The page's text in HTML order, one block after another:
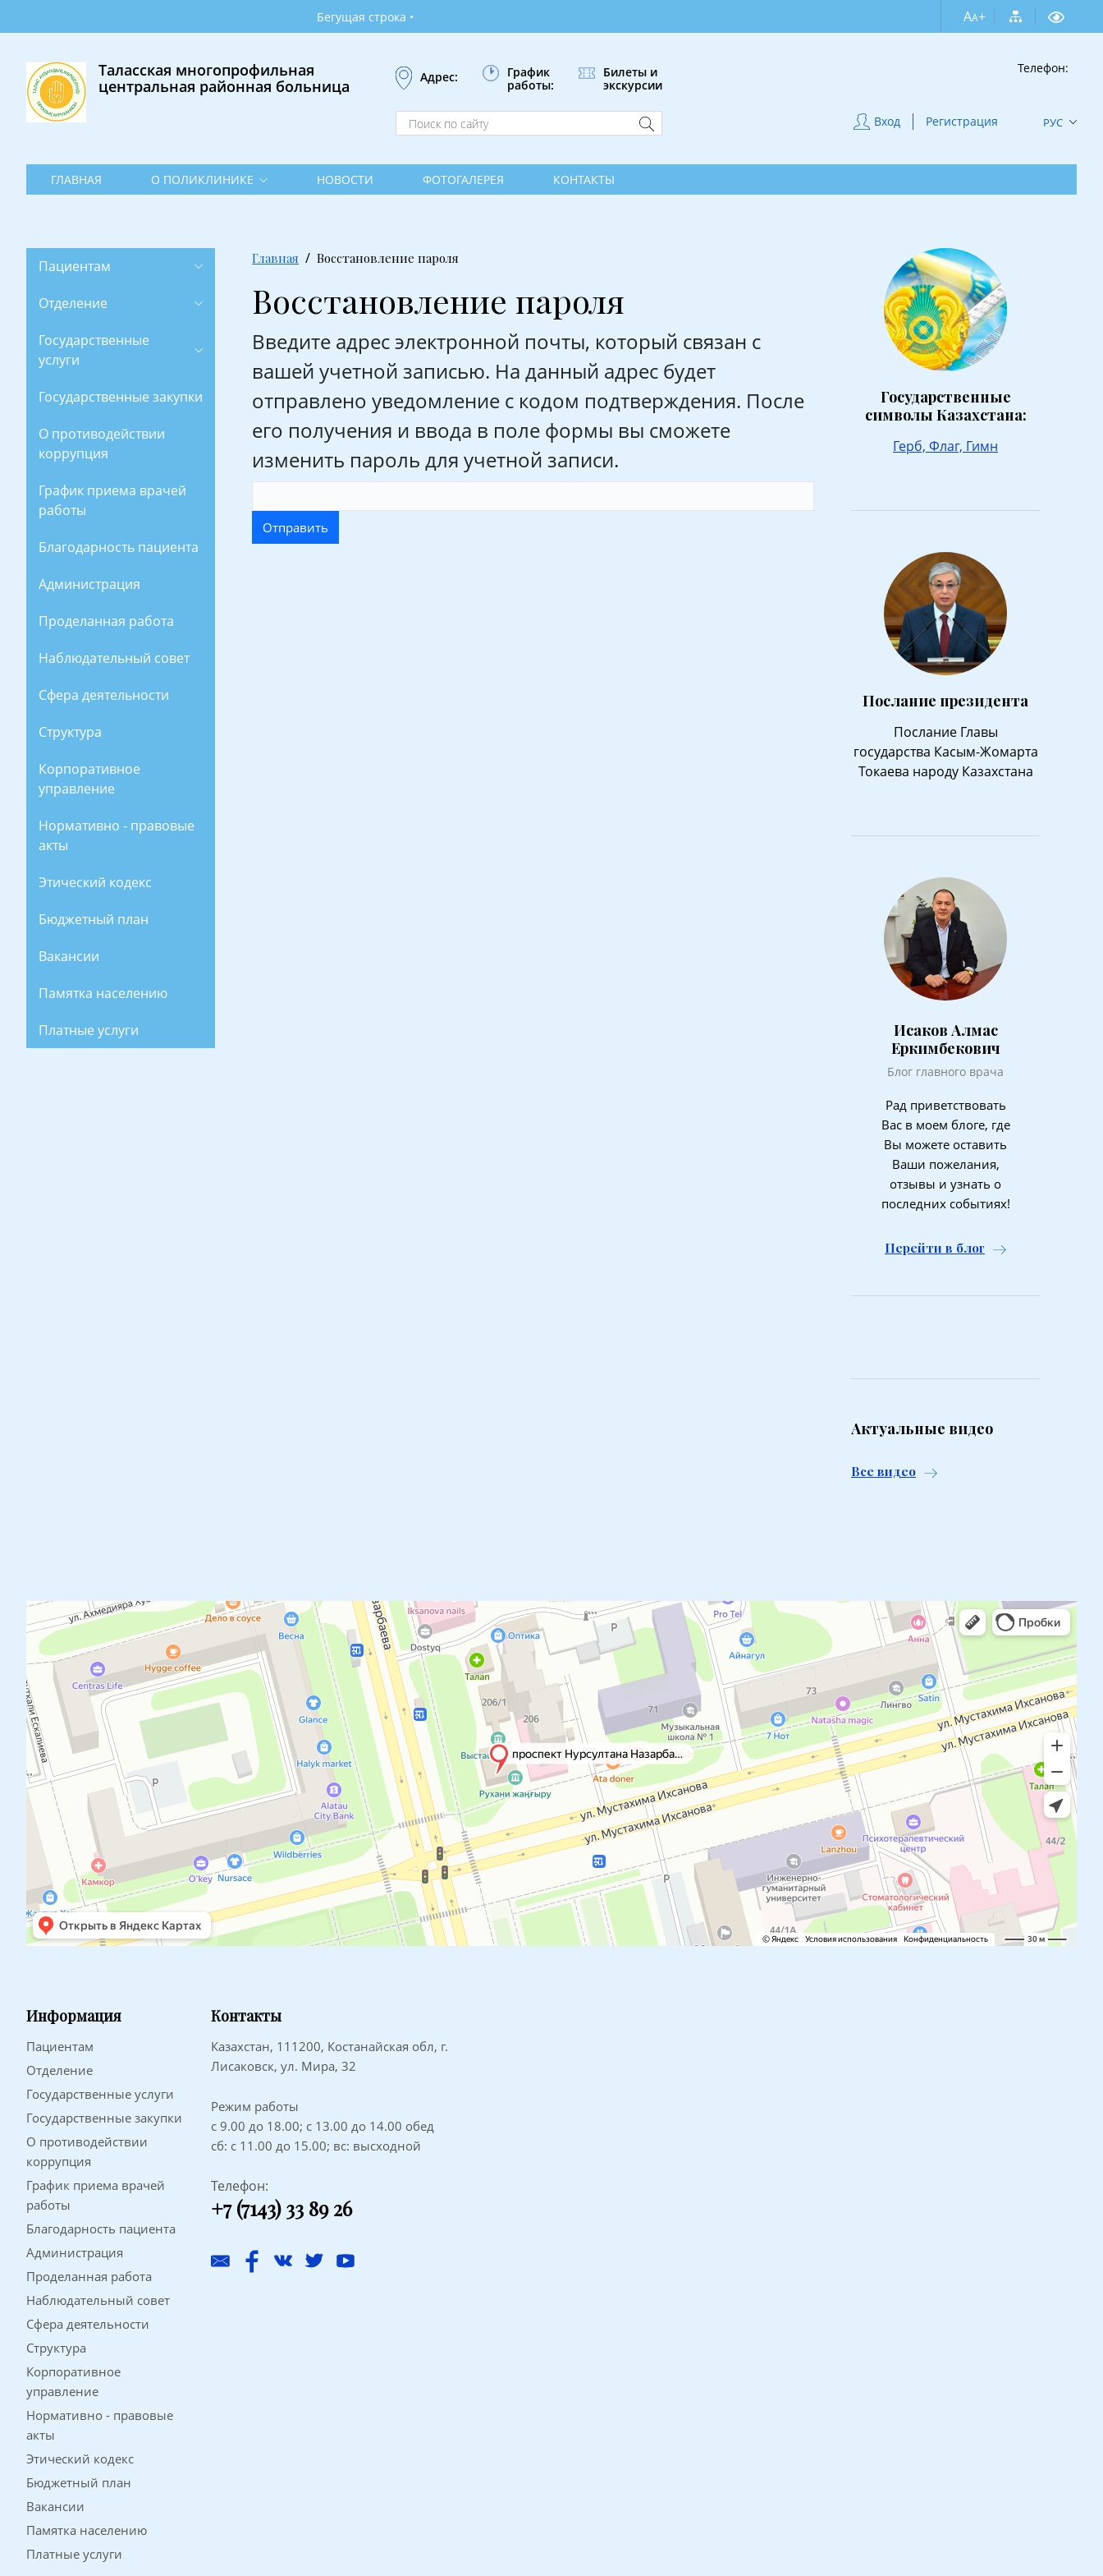
поликлинике
Новости
Контакты
Бегущая строка • AA+
Таласская многопрофильная
центральная районная больница
Адрес:
График
работы:
Билеты и
экскурсии
Телефон:
Вход Регистрация РУС
ГЛАВНАЯ О ПОЛИКЛИНИКЕ НОВОСТИ ФОТОГАЛЕРЕЯ КОНТАКТЫ
Пациентам
Отделение
Государственные
услуги
Государственные закупки
О противодействии
коррупция
График приема врачей
работы
Благодарность пациента
Администрация
Проделанная работа
Наблюдательный совет
Сфера деятельности
Структура
Корпоративное
управление
Нормативно - правовые
акты
Этический кодекс
Бюджетный план
Вакансии
Памятка населению
Платные услуги
Главная Восстановление пароля
Восстановление пароля
Введите адрес электронной почты, который связан с
вашей учетной записью. На данный адрес будет
отправлено уведомление с кодом подтверждения. После
его получения и ввода в поле формы вы сможете
изменить пароль для учетной записи.
Отправить
Государственные
символы Казахстана:
Герб, Флаг, Гимн
Послание президента
Послание Главы
государства Касым-Жомарта
Токаева народу Казахстана
Исаков Алмас
Еркимбекович
Блог главного врача
Рад приветствовать
Вас в моем блоге, где
Вы можете оставить
Ваши пожелания,
отзывы и узнать о
последних событиях!
Перейти в блог
Актуальные видео
Все видео
Информация
Пациентам
Отделение
Государственные услуги
Государственные закупки
О противодействии
коррупция
График приема врачей
работы
Благодарность пациента
Администрация
Проделанная работа
Наблюдательный совет
Сфера деятельности
Структура
Корпоративное
управление
Нормативно - правовые
акты
Этический кодекс
Бюджетный план
Вакансии
Памятка населению
Платные услуги
Контакты
Казахстан, 111200, Костанайская обл, г.
Лисаковск, ул. Мира, 32
Режим работы
с 9.00 до 18.00; с 13.00 до 14.00 обед
сб: с 11.00 до 15.00; вс: высходной
Телефон:
+7 (7143) 33 89 26